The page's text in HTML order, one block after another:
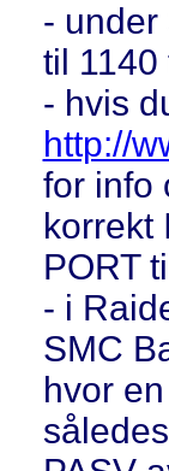
- under
til 1140
- hvis
http://
for info
korrekt
PORT
- i
SMC
hvor